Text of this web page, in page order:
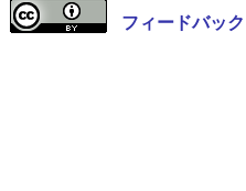
フィードバッ